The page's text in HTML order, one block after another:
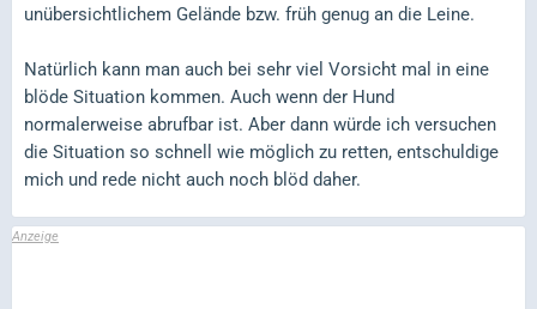
unübersichtlichem Gelände bzw. früh genug an die Leine.
Natürlich kann man auch bei sehr viel Vorsicht mal in eine
blöde Situation kommen. Auch wenn der Hund
normalerweise abrufbar ist. Aber dann würde ich versuchen
die Situation so schnell wie möglich zu retten, entschuldige
mich und rede nicht auch noch blöd daher.